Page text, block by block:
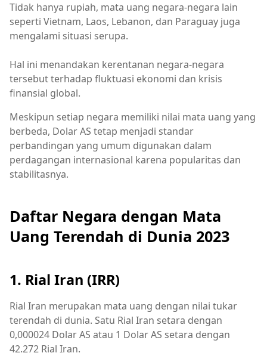
Tidak hanya rupiah, mata uang negara-negara lain
seperti Vietnam, Laos, Lebanon, dan Paraguay juga
mengalami situasi serupa.
Hal ini menandakan kerentanan negara-negara
tersebut terhadap fluktuasi ekonomi dan krisis
finansial global.
Meskipun setiap negara memiliki nilai mata uang yang
berbeda, Dolar AS tetap menjadi standar
perbandingan yang umum digunakan dalam
perdagangan internasional karena popularitas dan
stabilitasnya.
Daftar Negara dengan Mata
Uang Terendah di Dunia 2023
1. Rial Iran (IRR)
Rial Iran merupakan mata uang dengan nilai tukar
terendah di dunia. Satu Rial Iran setara dengan
0,000024 Dolar AS atau 1 Dolar AS setara dengan
42.272 Rial Iran.